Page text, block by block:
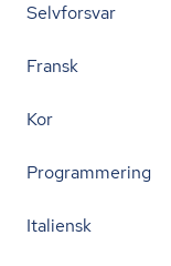
Selvforsvar
Fransk
Kor
Programmering
Italiensk